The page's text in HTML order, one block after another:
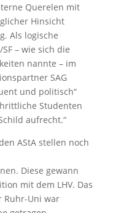
Querelen mit
Hinsicht
Als logische
– wie sich die
nannte – im
SAG
und politisch“
Studenten
aufrecht.“
AStA stellen noch
Diese gewann
mit dem LHV. Das
Ruhr-Uni war